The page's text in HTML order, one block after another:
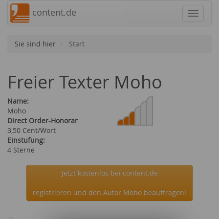
content.de
Sie sind hier Start
Freier Texter Moho
Name:
Moho
Direct Order-Honorar
3,50 Cent/Wort
Einstufung:
4 Sterne
Jetzt kostenlos bei content.de
registrieren und den Autor Moho beauftragen!